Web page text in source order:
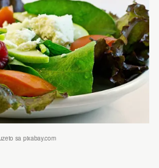
sa pixabay.com